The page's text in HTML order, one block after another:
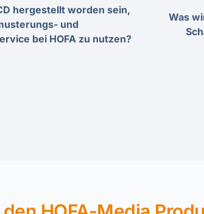
hergestellt worden sein,
und
bei HOFA zu nutzen?
Was